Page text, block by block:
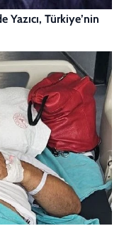
Yazıcı, Türkiye’nin